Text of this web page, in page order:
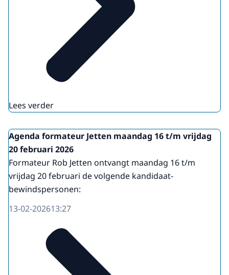
Lees verder
Agenda formateur Jetten maandag 16 t/m vrijdag
20 februari 2026
Formateur Rob Jetten ontvangt maandag 16 t/m
vrijdag 20 februari de volgende kandidaat-
bewindspersonen:
13-02-202613:27